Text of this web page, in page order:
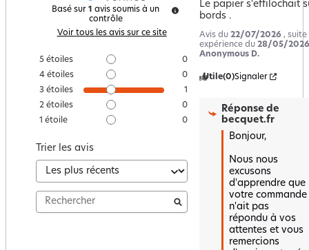
Basé sur 1 avis soumis à un
contrôle
Voir tous les avis sur ce site
5 étoiles
0
4 étoiles
0
3 étoiles
1
2 étoiles
0
1 étoile 0
Trier les avis
Le papier s'effilochait
bords .
Avis du 22/07/2026 , suite
expérience du 28/05/2026
Anonymous D.
Utile(0)Signaler
Réponse de
becquet.fr
Bonjour,
Nous nous
excusons
d'apprendre que
votre commande
n'ait pas
répondu à vos
attentes et vous
remercions